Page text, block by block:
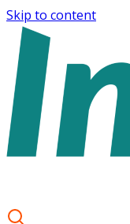
Skip to content